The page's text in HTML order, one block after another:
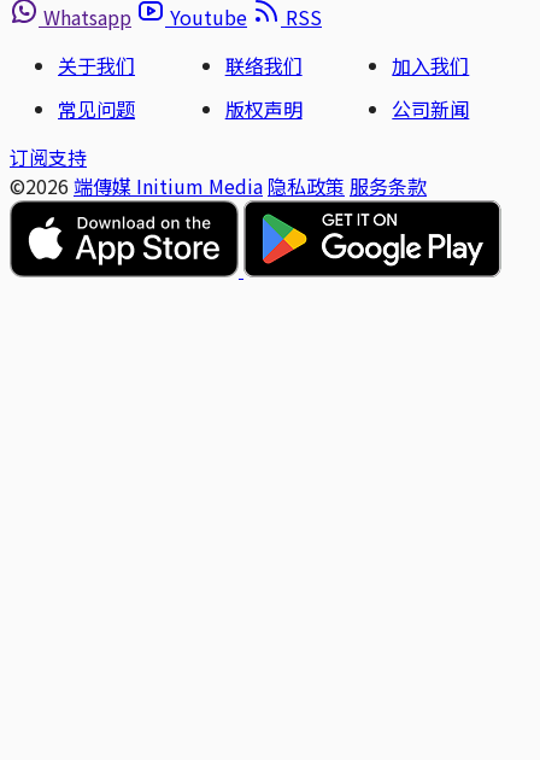
Whatsapp
Youtube
RSS
关于我们
联络我们
加入我们
常见问题
版权声明
公司新闻
订阅支持
©2026 端傳媒 Initium Media 隐私政策 服务条款